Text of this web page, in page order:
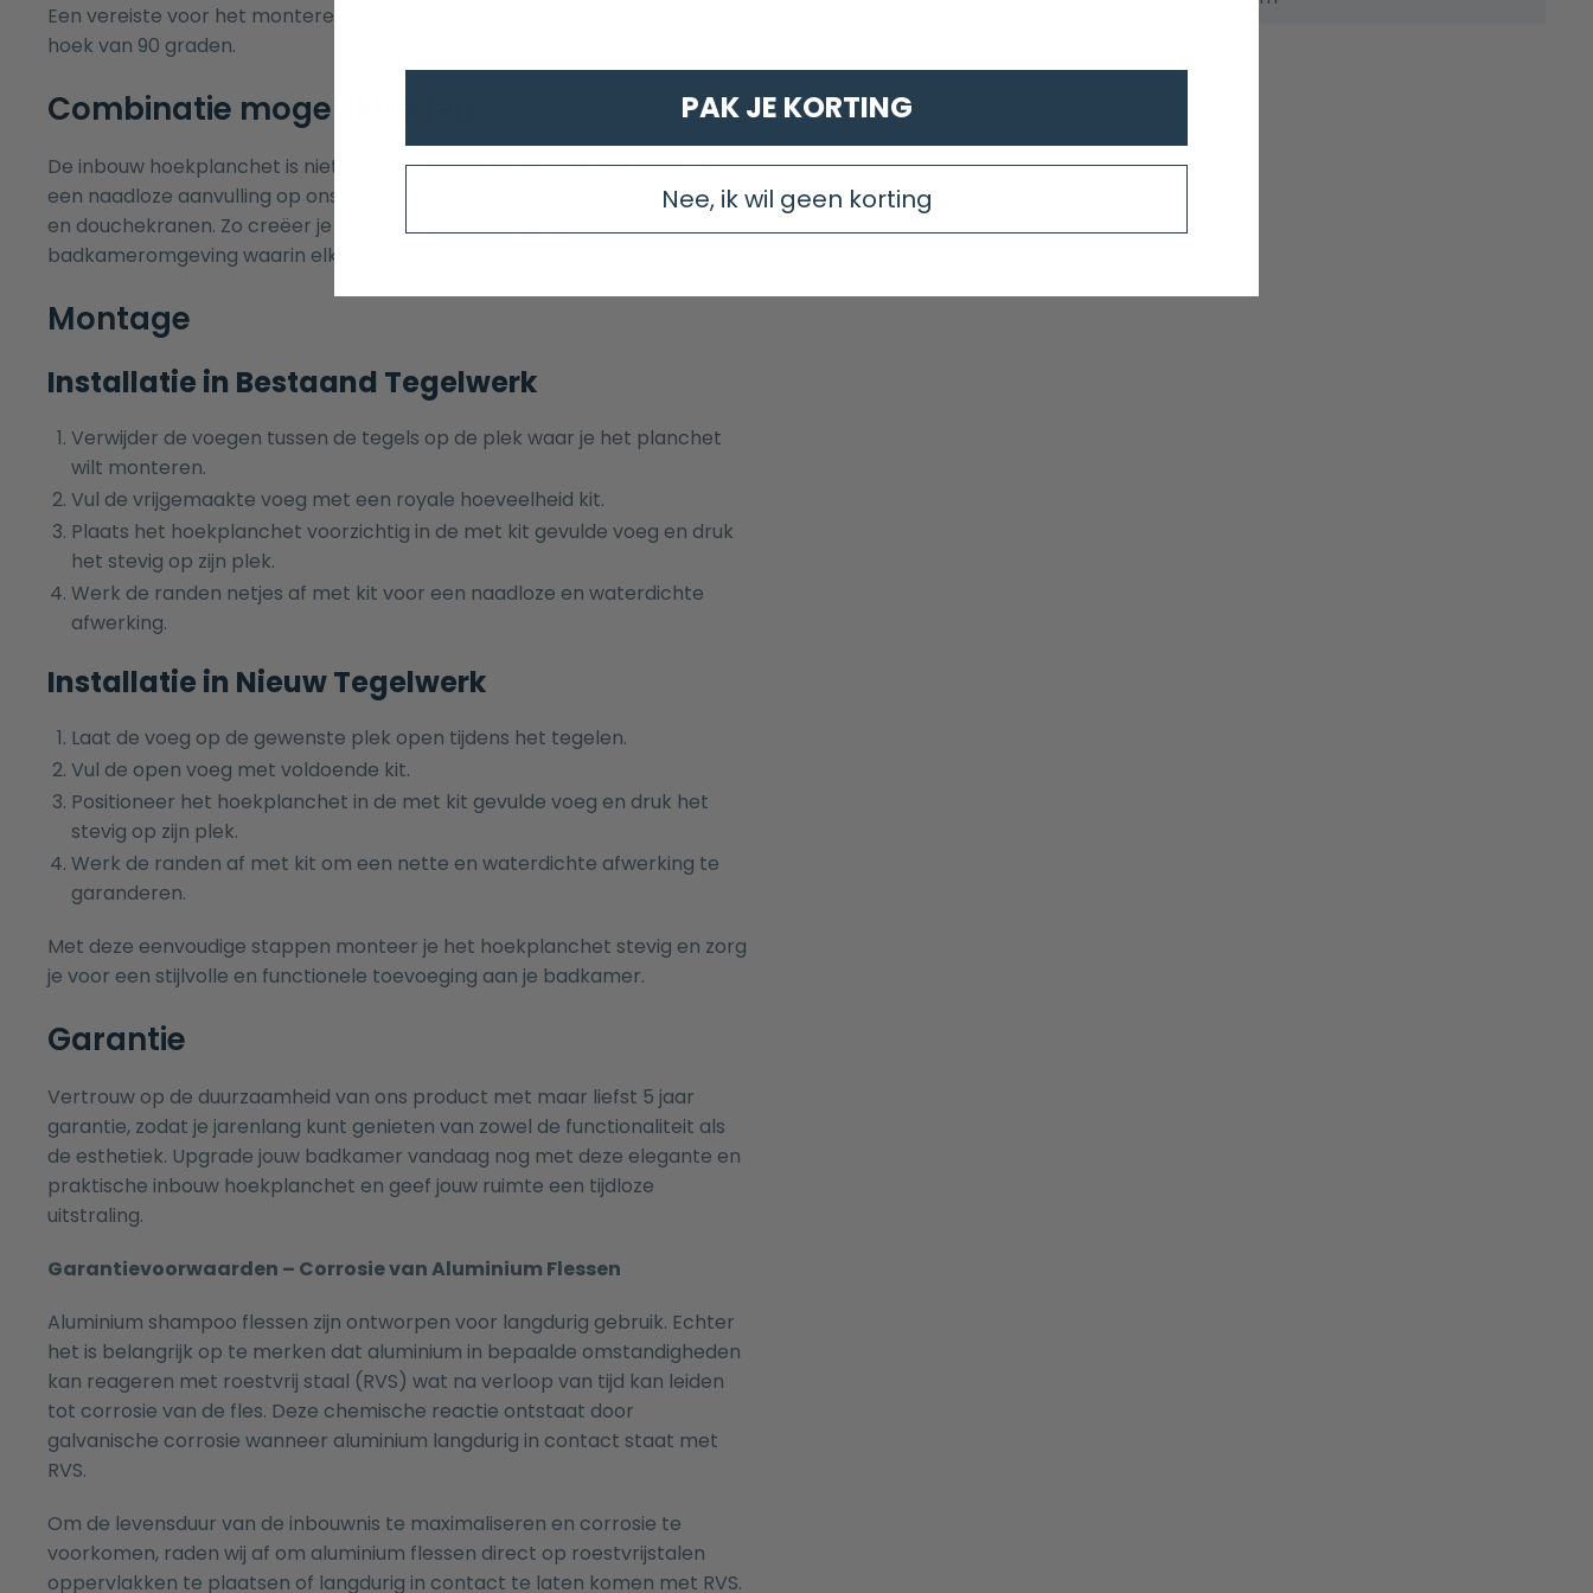
Een vereiste voor het monteren van de inbouw hoekplanchet is een rechte
hoek van 90 graden.
Combinatie mogelijkheden
De inbouw hoekplanchet is niet alleen een praktisch element, maar ook
een naadloze aanvulling op ons assortiment
douchegoten
en douchekranen. Zo creëer je een uniforme en harmonieuze
badkameromgeving waarin elk detail klopt.
Montage
Installatie in Bestaand Tegelwerk
Verwijder de voegen tussen de tegels op de plek waar je het planchet
wilt monteren.
Vul de vrijgemaakte voeg met een royale hoeveelheid kit.
Plaats het hoekplanchet voorzichtig in de met kit gevulde voeg en druk
het stevig op zijn plek.
Werk de randen netjes af met kit voor een naadloze en waterdichte
afwerking.
Installatie in Nieuw Tegelwerk
Laat de voeg op de gewenste plek open tijdens het tegelen.
Vul de open voeg met voldoende kit.
Positioneer het hoekplanchet in de met kit gevulde voeg en druk het
stevig op zijn plek.
Werk de randen af met kit om een nette en waterdichte afwerking te
garanderen.
Met deze eenvoudige stappen monteer je het hoekplanchet stevig en zorg
je voor een stijlvolle en functionele toevoeging aan je badkamer.
Garantie
Vertrouw op de duurzaamheid van ons product met maar liefst 5 jaar
garantie, zodat je jarenlang kunt genieten van zowel de functionaliteit als
de esthetiek. Upgrade jouw badkamer vandaag nog met deze elegante en
praktische inbouw hoekplanchet en geef jouw ruimte een tijdloze
uitstraling.
Garantievoorwaarden – Corrosie van Aluminium Flessen
Aluminium shampoo flessen zijn ontworpen voor langdurig gebruik. Echter
het is belangrijk op te merken dat aluminium in bepaalde omstandigheden
kan reageren met roestvrij staal (RVS) wat na verloop van tijd kan leiden
tot corrosie van de fles. Deze chemische reactie ontstaat door
galvanische corrosie wanneer aluminium langdurig in contact staat met
RVS.
Om de levensduur van de inbouwnis te maximaliseren en corrosie te
voorkomen, raden wij af om aluminium flessen direct op roestvrijstalen
oppervlakken te plaatsen of langdurig in contact te laten komen met RVS.
PAK JE KORTING
Nee, ik wil geen korting